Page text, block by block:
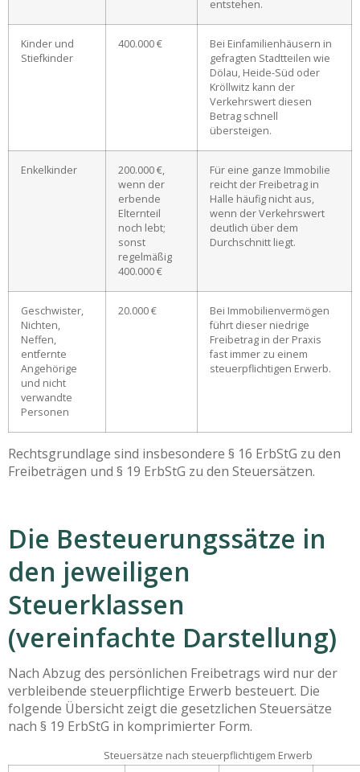
entstehen.
Kinder und
Stiefkinder
400.000 €
Bei Einfamilienhäusern in
gefragten Stadtteilen wie
Dölau, Heide-Süd oder
Kröllwitz kann der
Verkehrswert diesen
Betrag schnell
übersteigen.
Enkelkinder
200.000 €,
wenn der
erbende
Elternteil
noch lebt;
sonst
regelmäßig
400.000 €
Für eine ganze Immobilie
reicht der Freibetrag in
Halle häufig nicht aus,
wenn der Verkehrswert
deutlich über dem
Durchschnitt liegt.
Geschwister,
Nichten,
Neffen,
entfernte
Angehörige
und nicht
verwandte
Personen
20.000 €
Bei Immobilienvermögen
führt dieser niedrige
Freibetrag in der Praxis
fast immer zu einem
steuerpflichtigen Erwerb.
Rechtsgrundlage sind insbesondere § 16 ErbStG zu den
Freibeträgen und § 19 ErbStG zu den Steuersätzen.
Die Besteuerungssätze in
den jeweiligen
Steuerklassen
(vereinfachte Darstellung)
Nach Abzug des persönlichen Freibetrags wird nur der
verbleibende steuerpflichtige Erwerb besteuert. Die
folgende Übersicht zeigt die gesetzlichen Steuersätze
nach § 19 ErbStG in komprimierter Form.
Steuersätze nach steuerpflichtigem Erwerb